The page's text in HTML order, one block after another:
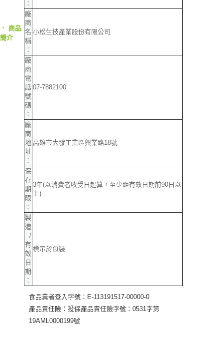
‧ 商品
簡介
：
廠
商
名
稱
：
小松生技產業股份有限公司
廠
商
電
話
號
碼
：
07-7882100
廠
商
地
址
：
高雄市大發工業區興業路18號
保
存
期
限
：
3年(以消費者收受日起算，至少距有效日期前90日以
上)
製
造
/
有
效
日
期
：
標示於包裝
食品業者登入字號：E-113191517-00000-0
產品責任險：投保產品責任險字號：0531字第
19AML0000199號